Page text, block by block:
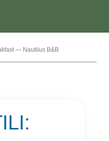
— Nautilus B&B